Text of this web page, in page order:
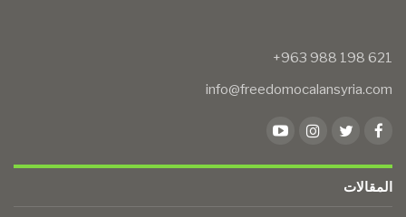
info@freedomocalansyria.com
المقالات